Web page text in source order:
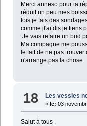
Merci anneso pour ta
réduit un peu mes
fois je fais des
comme jl'ai dis je tiens
Je vais refaire un bud
Ma compagne me
le fait de ne pas
n'arrange pas la chose.
18 Les vessies
«le: 03
Salut à tous ,